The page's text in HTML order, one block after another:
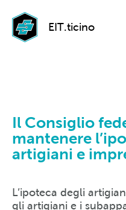
EIT.ticino
Il Consiglio
mantenere
artigiani e
L’ipoteca degli
gli artigiani e i